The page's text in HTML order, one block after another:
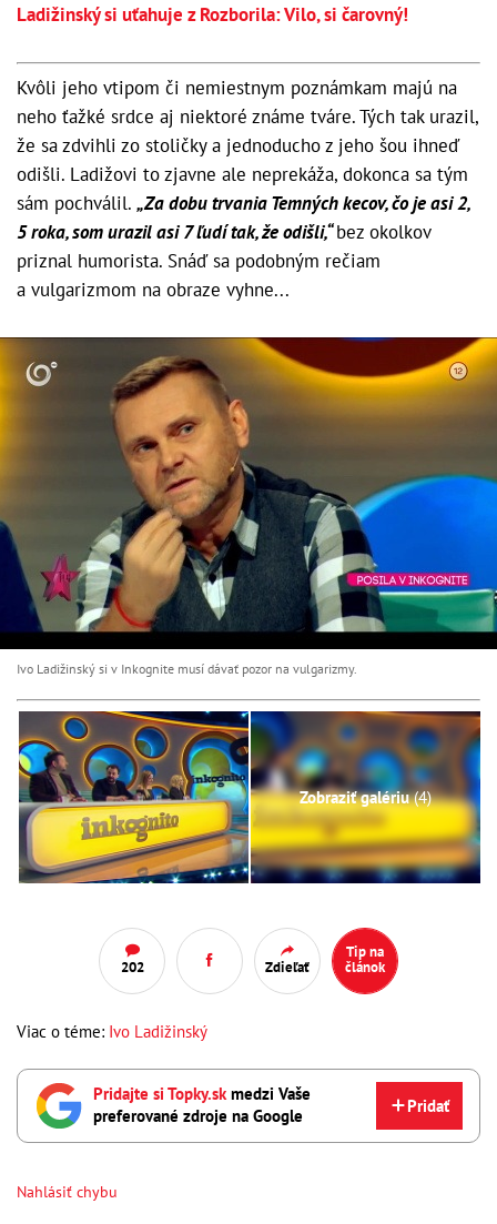
Ladižinský si uťahuje z Rozborila: Vilo, si čarovný!
Kvôli jeho vtipom či nemiestnym poznámkam majú na
neho ťažké srdce aj niektoré známe tváre. Tých tak urazil,
že sa zdvihli zo stoličky a jednoducho z jeho šou ihneď
odišli. Ladižovi to zjavne ale neprekáža, dokonca sa tým
sám pochválil. „Za dobu trvania Temných kecov, čo je asi 2,
5 roka, som urazil asi 7 ľudí tak, že odišli,“bez okolkov
priznal humorista. Snáď sa podobným rečiam
a vulgarizmom na obraze vyhne...
Ivo Ladižinský si v Inkognite musí dávať pozor na vulgarizmy.
Zobraziť galériu(4)
202 Zdieľať
Tip na
článok
Viac o téme: Ivo Ladižinský
Pridajte si Topky.skmedzi Vaše
preferované zdroje na Google
Pridať
Nahlásiť chybu